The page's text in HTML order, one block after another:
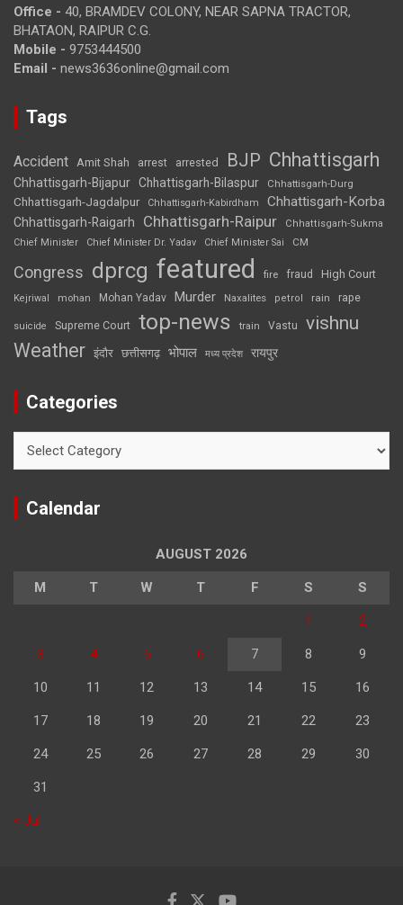
Office - 40, BRAMDEV COLONY, NEAR SAPNA TRACTOR,
BHATAON, RAIPUR C.G.
Mobile - 9753444500
Email - news3636online@gmail.com
Tags
Accident Amit Shah arrest arrested BJP Chhattisgarh
Chhattisgarh-Bijapur Chhattisgarh-Bilaspur Chhattisgarh-Durg
Chhattisgarh-Jagdalpur Chhattisgarh-Kabirdham Chhattisgarh-Korba
Chhattisgarh-Raigarh Chhattisgarh-Raipur
Chhattisgarh-Sukma
Chief Minister
Chief Minister Dr. Yadav Chief Minister Sai CM
Congress dprcg featured fire fraud High Court
Kejriwal mohan Mohan Yadav Murder Naxalites petrol rain rape
suicide Supreme Court top-news train Vastu vishnu
Weather इंदौर छत्तीसगढ़ भोपाल मध्य प्रदेश रायपुर
Categories
Calendar
AUGUST 2026
M T W T F S S
1 2
3 4 5 6 7 8 9
10 11 12 13 14 15 16
17 18 19 20 21 22 23
24 25 26 27 28 29 30
31
« Jul